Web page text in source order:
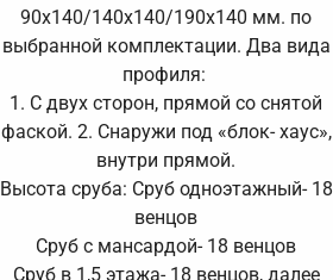
90х140/140х140/190х140 мм. по
выбранной комплектации. Два вида
профиля:
1. С двух сторон, прямой со снятой
фаской. 2. Снаружи под «блок- хаус»,
внутри прямой.
Высота сруба: Сруб одноэтажный- 18
венцов
Сруб с мансардой- 18 венцов
Сруб в 1,5 этажа- 18 венцов, далее